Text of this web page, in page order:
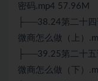
密码.mp4 57.96M
├──38.24第二十四
微商怎么做（上）
├──39.25第二十五
微商怎么做（下）